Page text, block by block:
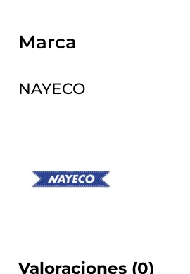
Marca
NAYECO
Valoraciones (0)